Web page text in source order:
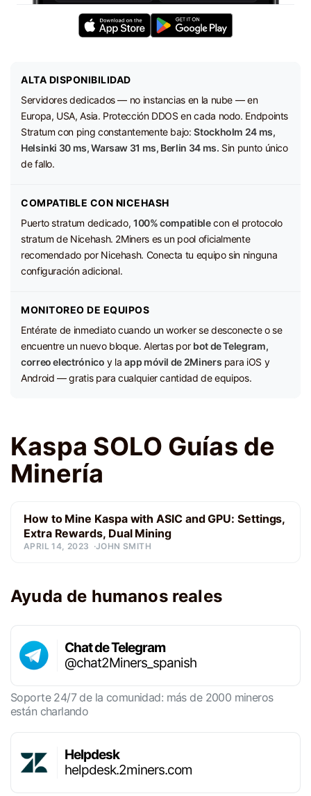
ALTA DISPONIBILIDAD
Servidores dedicados — no instancias en la nube — en
Europa, USA, Asia. Protección DDOS en cada nodo. Endpoints
Stratum con ping constantemente bajo:Stockholm 24 ms,
Helsinki 30 ms, Warsaw 31 ms, Berlin 34 ms. Sin punto único
de fallo.
COMPATIBLE CON NICEHASH
Puerto stratum dedicado, 100% compatiblecon el protocolo
stratum de Nicehash. 2Miners es un pool oficialmente
recomendado por Nicehash. Conecta tu equipo sin ninguna
configuración adicional.
MONITOREO DE EQUIPOS
Entérate de inmediato cuando un worker se desconecte o se
encuentre un nuevo bloque. Alertas por bot de Telegram,
correo electrónico y laapp móvil de 2Miners para iOS y
Android — gratis para cualquier cantidad de equipos.
Kaspa SOLO Guías de
Minería
How to Mine Kaspa with ASIC and GPU: Settings,
Extra Rewards, Dual Mining
APRIL 14, 2023 JOHN SMITH
Ayuda de humanos reales
Chat de Telegram
@chat2Miners_spanish
Soporte 24/7 de la comunidad: más de 2000 mineros
están charlando
Helpdesk
helpdesk.2miners.com